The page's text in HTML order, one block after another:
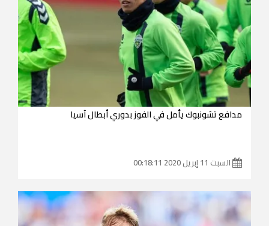
مدافع تشونبوك يأمل في الفوز بدوري أبطال آسيا
السبت 11 إبريل 2020 00:18:11